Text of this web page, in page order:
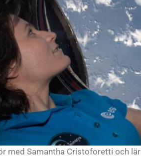
med Samantha Cristoforetti och